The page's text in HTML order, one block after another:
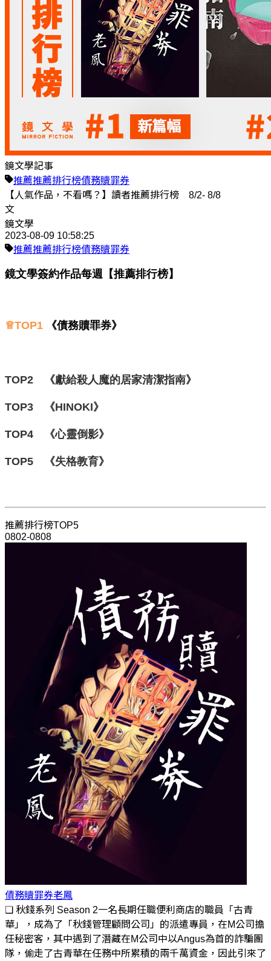
鏡文學記事
推薦推薦排行榜債務贖罪券
【人氣作品，不看嗎？】讀者推薦排行榜 8/2- 8/8
文
鏡文學
2023-08-09 10:58:25
推薦推薦排行榜債務贖罪券
鏡文學簽約作品每週【推薦排行榜】
♕TOP1 《債務贖罪券》
TOP2 《獻給殺人魔的居家清潔指南》
TOP3 《HINOKI》
TOP4 《心靈倒影》
TOP5 《失格教育》
推薦排行榜TOP5
0802-0808
債務贖罪券老鳳
❏ 秋錢系列 Season 2一名長期任職便利商店的職員「古青
華」，成為了「秋錢管理顧問公司」的派遣專員，在M公司擔
任秘密客，其中遇到了潛藏在M公司中以Angus為首的詐騙團
隊，偷走了古青華在任務中所累積的兩千萬資金，因此引來了